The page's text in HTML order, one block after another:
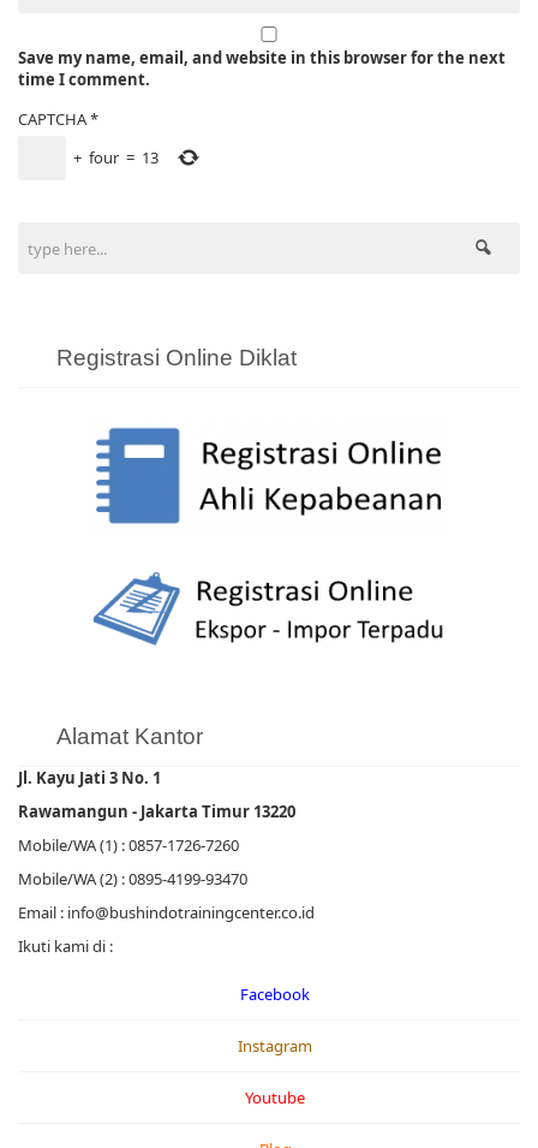
Save my name, email, and website in this browser for the next
time I comment.
CAPTCHA*
+ four = 13
Registrasi Online Diklat
Alamat Kantor
Jl. Kayu Jati 3 No. 1
Rawamangun - Jakarta Timur 13220
Mobile/WA (1) : 0857-1726-7260
Mobile/WA (2) : 0895-4199-93470
Email : info@bushindotrainingcenter.co.id
Ikuti kami di :
Facebook
Instagram
Youtube